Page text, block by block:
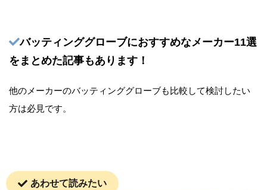
バッティンググローブにおすすめなメーカー11選
をまとめた記事もあります！
他のメーカーのバッティンググローブも比較して検討したい
方は必見です。
あわせて読みたい